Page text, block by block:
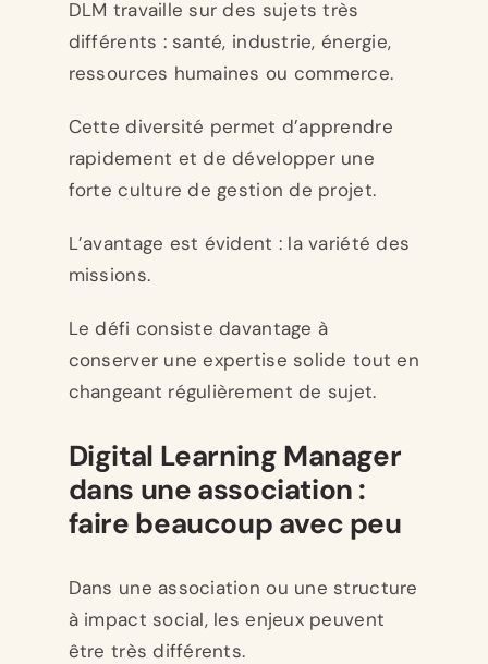
DLM travaille sur des sujets très
différents : santé, industrie, énergie,
ressources humaines ou commerce.
Cette diversité permet d’apprendre
rapidement et de développer une
forte culture de gestion de projet.
L’avantage est évident : la variété des
missions.
Le défi consiste davantage à
conserver une expertise solide tout en
changeant régulièrement de sujet.
Digital Learning Manager
dans une association :
faire beaucoup avec peu
Dans une association ou une structure
à impact social, les enjeux peuvent
être très différents.